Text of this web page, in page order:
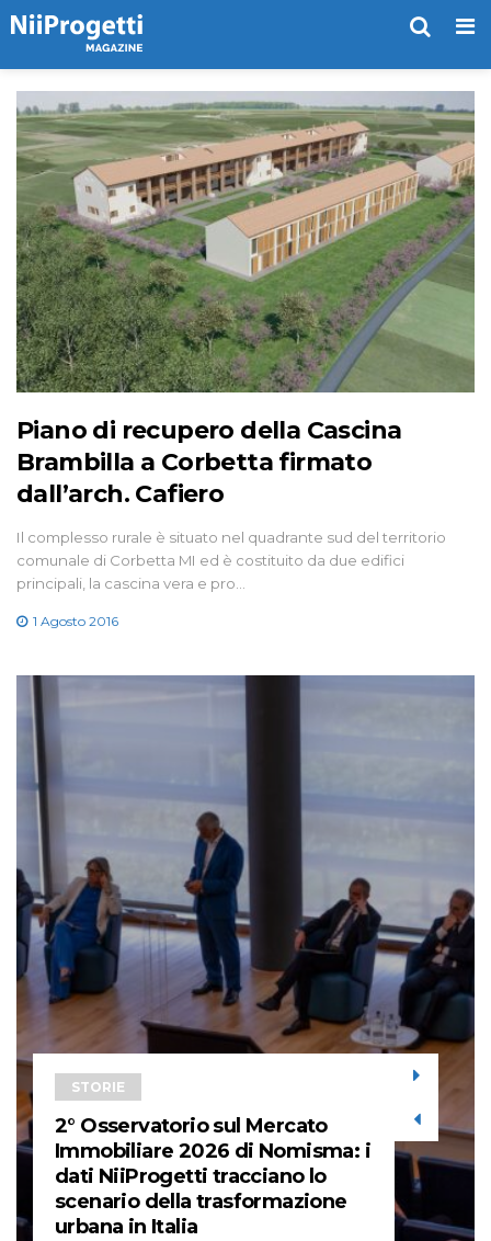
Piano di recupero della Cascina
Brambilla a Corbetta firmato
dall’arch. Cafiero
Il complesso rurale è situato nel quadrante sud del territorio
comunale di Corbetta MI ed è costituito da due edifici
principali, la cascina vera e pro…
1 Agosto 2016
STORIE
2° Osservatorio sul Mercato
Immobiliare 2026 di Nomisma: i
dati NiiProgetti tracciano lo
scenario della trasformazione
urbana in Italia